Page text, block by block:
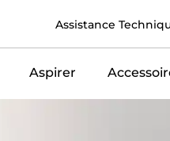
Assistance
Aspirer